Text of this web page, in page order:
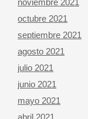
noviembre 2021
octubre 2021
septiembre 2021
agosto 2021
julio 2021
junio 2021
mayo 2021